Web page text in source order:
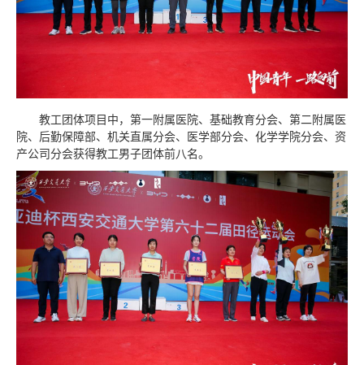
教工团体项目中，第一附属医院、基础教育分会、第二附属医
院、后勤保障部、机关直属分会、医学部分会、化学学院分会、资
产公司分会获得教工男子团体前八名。